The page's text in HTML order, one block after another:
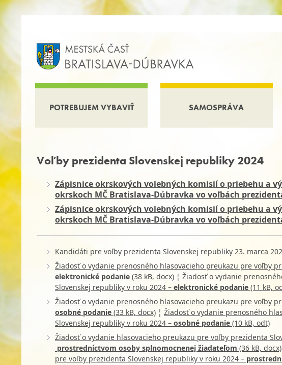
POTREBUJEM VYBAVIŤ SAMOSPRÁVA
Voľby prezidenta Slovenskej republiky 2024
Zápisnice okrskových volebných komisií o priebehu a
okrskoch MČ Bratislava-Dúbravka vo voľbách
Zápisnice okrskových volebných komisií o priebehu a
okrskoch MČ Bratislava-Dúbravka vo voľbách
Kandidáti pre voľby prezidenta Slovenskej republiky 23. marca
Žiadosť o vydanie prenosného hlasovacieho preukazu pre voľby
elektronické podanie (38 kB, docx) ¦ Žiadosť o vydanie
Slovenskej republiky v roku 2024 – elektronické podanie (11 kB,
Žiadosť o vydanie prenosného hlasovacieho preukazu pre voľby
osobné podanie (33 kB, docx) ¦ Žiadosť o vydanie prenosného
Slovenskej republiky v roku 2024 – osobné podanie (10 kB, odt)
Žiadosť o vydanie hlasovacieho preukazu pre voľby prezidenta
prostredníctvom osoby splnomocnenej žiadateľom (36 kB, docx)
pre voľby prezidenta Slovenskej republiky v roku 2024 –